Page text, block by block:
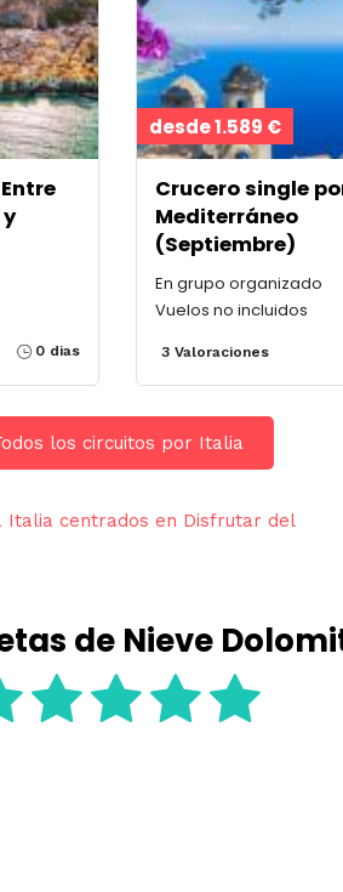
0 dias
desde 1.589 €
Crucero single
Mediterráneo
(Septiembre)
En grupo organizado
Vuelos no incluidos
3 Valoraciones
los circuitos por Italia
Italia centrados en Disfrutar del
de Nieve